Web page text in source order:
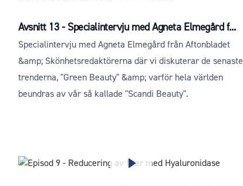
Avsnitt 13 - Specialintervju med Agneta Elmegård f...
Specialintervju med Agneta Elmegård från Aftonbladet
&amp; Skönhetsredaktörerna där vi diskuterar de senaste
trenderna, "Green Beauty" &amp; varför hela världen
beundras av vår så kallade "Scandi Beauty".